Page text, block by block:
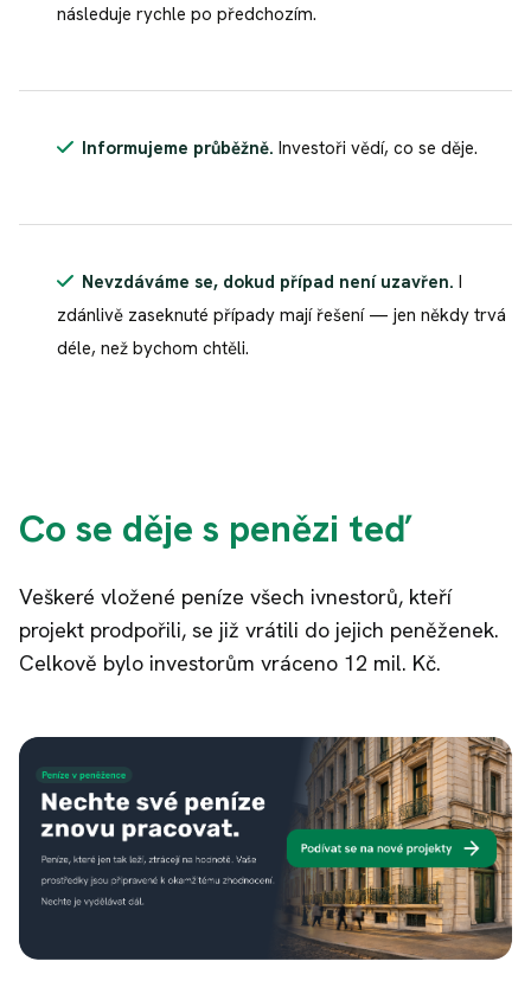
následuje rychle po předchozím.
Informujeme průběžně. Investoři vědí, co se děje.
Nevzdáváme se, dokud případ není uzavřen. I
zdánlivě zaseknuté případy mají řešení — jen někdy trvá
déle, než bychom chtěli.
Co se děje s penězi teď
Veškeré vložené peníze všech ivnestorů, kteří
projekt prodpořili, se již vrátili do jejich peněženek.
Celkově bylo investorům vráceno 12 mil. Kč.